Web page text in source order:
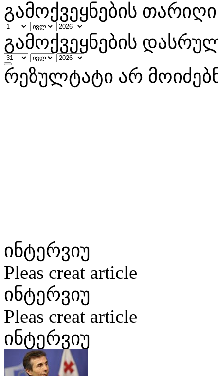
გამოქვეყნების
გამოქვეყნების
რეზულტატი არ
ინტერვიუ
Pleas creat article
ინტერვიუ
Pleas creat article
ინტერვიუ